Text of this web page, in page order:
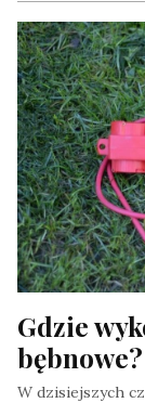
Gdzie
bębnowe?
W dzisiejszych